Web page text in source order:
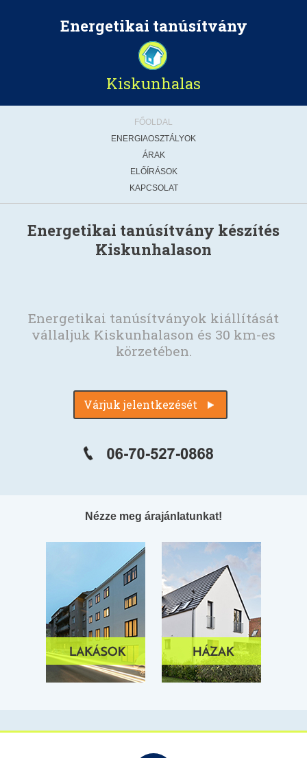
Energetikai tanúsítvány
Kiskunhalas
FŐOLDAL
ENERGIAOSZTÁLYOK
ÁRAK
ELŐÍRÁSOK
KAPCSOLAT
Energetikai tanúsítvány készítés
Kiskunhalason
Energetikai tanúsítványok kiállítását
vállaljuk Kiskunhalason és 30 km-es
körzetében.
Várjuk jelentkezését
Nézze meg árajánlatunkat!